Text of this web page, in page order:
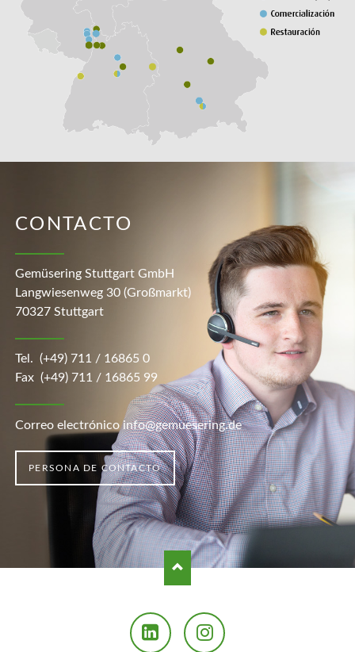
CONTACTO
Gemüsering Stuttgart GmbH
Langwiesenweg 30 (Großmarkt)
70327 Stuttgart
Tel. (+49) 711 / 16865 0
Fax (+49) 711 / 16865 99
Correo electrónico info@gemuesering.de
PERSONA DE CONTACTO